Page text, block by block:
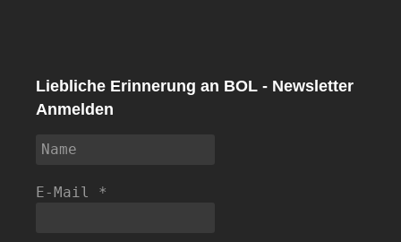
Liebliche Erinnerung an BOL - Newsletter
Anmelden
E-Mail *